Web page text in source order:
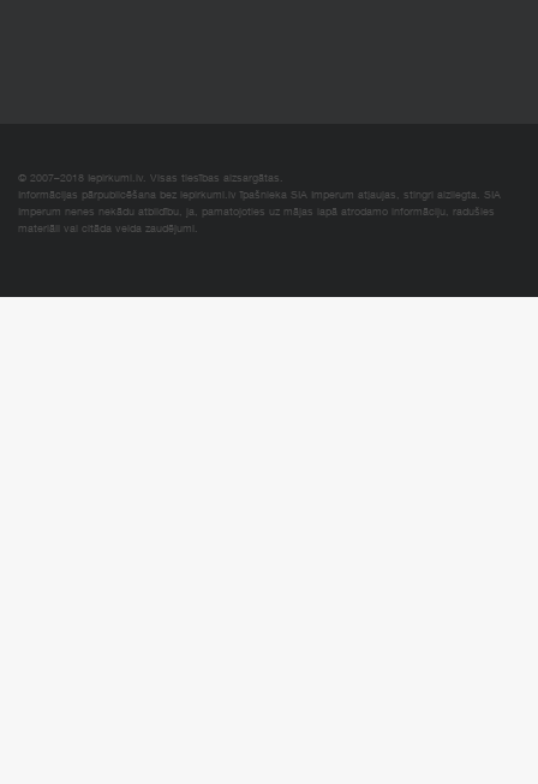
© 2007–2018 Iepirkumi.lv. Visas tiesības aizsargātas.
Informācijas pārpublicēšana bez iepirkumi.lv īpašnieka SIA Imperum atļaujas, stingri aizliegta. SIA
Imperum nenes nekādu atbildību, ja, pamatojoties uz mājas lapā atrodamo informāciju, radušies
materiāli vai citāda veida zaudējumi.